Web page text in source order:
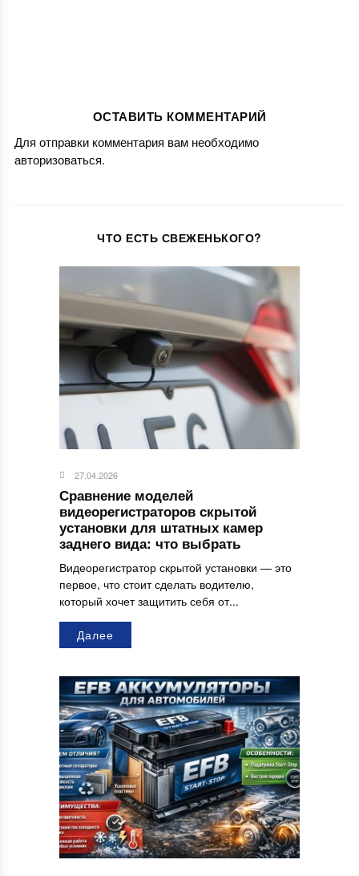
ОСТАВИТЬ КОММЕНТАРИЙ
Для отправки комментария вам необходимо
авторизоваться.
ЧТО ЕСТЬ СВЕЖЕНЬКОГО?
27.04.2026
Сравнение моделей
видеорегистраторов скрытой
установки для штатных камер
заднего вида: что выбрать
Видеорегистратор скрытой установки — это
первое, что стоит сделать водителю,
который хочет защитить себя от...
Далее